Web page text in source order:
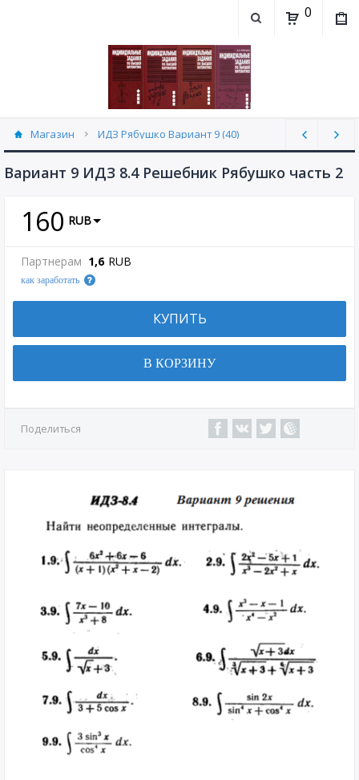
0
Магазин ИДЗ Рябушко Вариант 9 (40)
Вариант 9 ИДЗ 8.4 Решебник Рябушко часть 2
160 RUB
Партнерам 1,6 RUB
как заработать
КУПИТЬ
В КОРЗИНУ
Поделиться